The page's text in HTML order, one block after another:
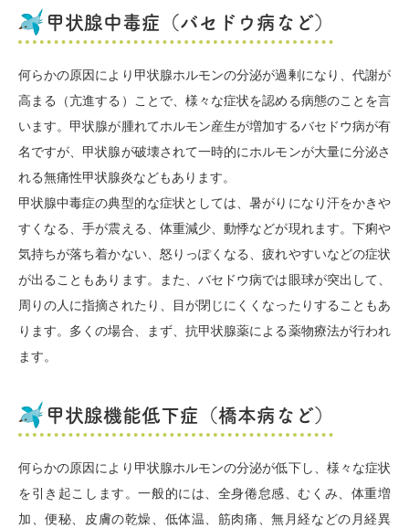
甲状腺中毒症（バセドウ病など）
何らかの原因により甲状腺ホルモンの分泌が過剰になり、代謝が
高まる（亢進する）ことで、様々な症状を認める病態のことを言
います。甲状腺が腫れてホルモン産生が増加するバセドウ病が有
名ですが、甲状腺が破壊されて一時的にホルモンが大量に分泌さ
れる無痛性甲状腺炎などもあります。
甲状腺中毒症の典型的な症状としては、暑がりになり汗をかきや
すくなる、手が震える、体重減少、動悸などが現れます。下痢や
気持ちが落ち着かない、怒りっぽくなる、疲れやすいなどの症状
が出ることもあります。また、バセドウ病では眼球が突出して、
周りの人に指摘されたり、目が閉じにくくなったりすることもあ
ります。多くの場合、まず、抗甲状腺薬による薬物療法が行われ
ます。
甲状腺機能低下症（橋本病など）
何らかの原因により甲状腺ホルモンの分泌が低下し、様々な症状
を引き起こします。一般的には、全身倦怠感、むくみ、体重増
加、便秘、皮膚の乾燥、低体温、筋肉痛、無月経などの月経異